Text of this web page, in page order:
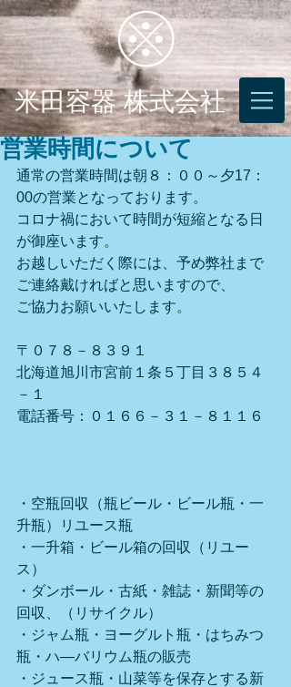
米田容器 株式会社
営業時間について
通常の営業時間は朝８：００～夕17：
00の営業となっております。
コロナ禍において時間が短縮となる日
が御座います。
お越しいただく際には、予め弊社まで
ご連絡戴ければと思いますので、
ご協力お願いいたします。
〒０７８－８３９１
北海道旭川市宮前１条５丁目３８５４
－１
電話番号：０１６６－３１－８１１６
・空瓶回収（瓶ビール・ビール瓶・一
升瓶）リユース瓶
・一升箱・ビール箱の回収（リユー
ス）
・ダンボール・古紙・雑誌・新聞等の
回収、（リサイクル）
・ジャム瓶・ヨーグルト瓶・はちみつ
瓶・ハ―バリウム瓶の販売
・ジュース瓶・山菜等を保存とする新